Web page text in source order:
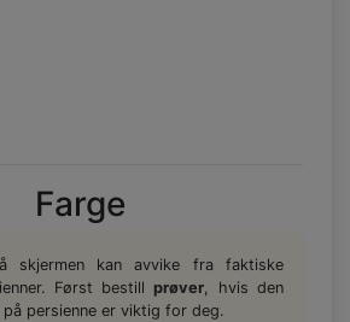
Farge
skjermen kan avvike fra faktiske
Først bestillprøver, hvis den
persienne er viktig for deg.